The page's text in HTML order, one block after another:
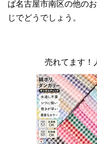
ば名古屋市南区の他の
じでどうでしょう。
売れてます！